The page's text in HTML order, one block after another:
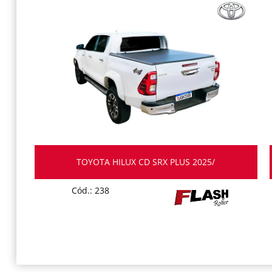
TOYOTA HILUX CD SRX PLUS 2025/
Cód.: 238